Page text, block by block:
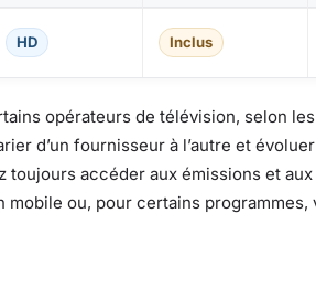
HD Inclus
opérateurs de télévision, selon
d’un fournisseur à l’autre et
toujours accéder aux émissions et
mobile ou, pour certains